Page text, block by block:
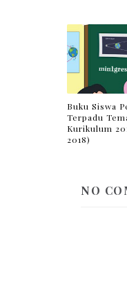
Buku Siswa
Terpadu
Kurikulum
2018)
NO